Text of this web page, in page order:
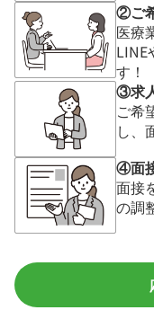
②ご
医療
LINE
す！
③求
ご希
し、
④面
面接
の調